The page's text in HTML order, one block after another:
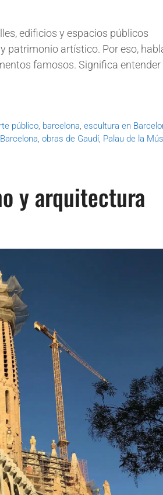
edificios y espacios públicos
patrimonio artístico. Por eso,
famosos. Significa
público barcelona ,escultura en
obras de Gaudí, Palau de la
y arquitectura